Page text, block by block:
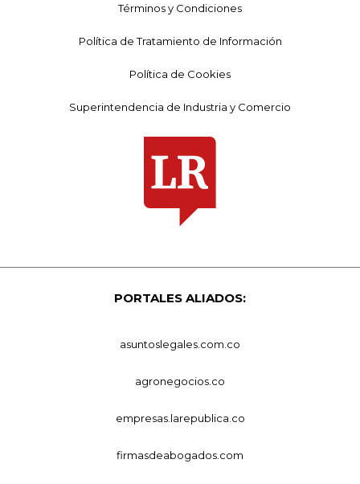
Términos y Condiciones
Política de Tratamiento de Información
Política de Cookies
Superintendencia de Industria y Comercio
PORTALES ALIADOS:
asuntoslegales.com.co
agronegocios.co
empresas.larepublica.co
firmasdeabogados.com